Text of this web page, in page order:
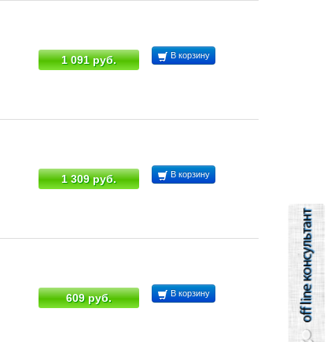
1 091 руб. В корзину
1 309 руб. В корзину
609 руб. В корзину